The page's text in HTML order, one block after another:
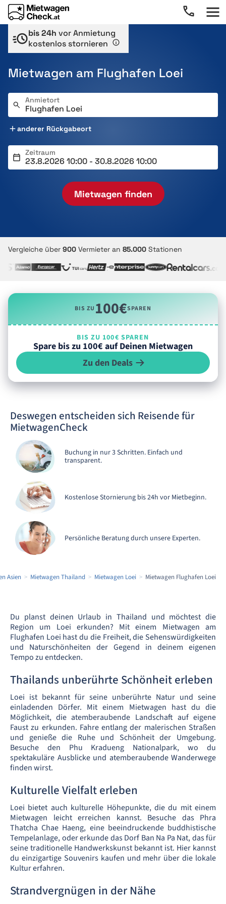
bis 24h vor Anmietung
kostenlos stornieren
Mietwagen am Flughafen Loei
Anmietort
anderer Rückgabeort
Zeitraum
Mietwagen finden
Vergleiche über 900 Vermieter an 85.000 Stationen
BIS ZU100€SPAREN
BIS ZU 100€ SPAREN
Spare bis zu 100€ auf Deinen Mietwagen
Zu den Deals
Deswegen entscheiden sich Reisende für
MietwagenCheck
Buchung in nur 3 Schritten. Einfach und
transparent.
Kostenlose Stornierung bis 24h vor Mietbeginn.
Persönliche Beratung durch unsere Experten.
Asien Mietwagen Thailand Mietwagen Loei Mietwagen Flughafen Loei
Du planst deinen Urlaub in Thailand und möchtest die
Region um Loei erkunden? Mit einem Mietwagen am
Flughafen Loei hast du die Freiheit, die Sehenswürdigkeiten
und Naturschönheiten der Gegend in deinem eigenen
Tempo zu entdecken.
Thailands unberührte Schönheit erleben
Loei ist bekannt für seine unberührte Natur und seine
einladenden Dörfer. Mit einem Mietwagen hast du die
Möglichkeit, die atemberaubende Landschaft auf eigene
Faust zu erkunden. Fahre entlang der malerischen Straßen
und genieße die Ruhe und Schönheit der Umgebung.
Besuche den Phu Kradueng Nationalpark, wo du
spektakuläre Ausblicke und atemberaubende Wanderwege
finden wirst.
Kulturelle Vielfalt erleben
Loei bietet auch kulturelle Höhepunkte, die du mit einem
Mietwagen leicht erreichen kannst. Besuche das Phra
Thatcha Chae Haeng, eine beeindruckende buddhistische
Tempelanlage, oder erkunde das Dorf Ban Na Pa Nat, das für
seine traditionelle Handwerkskunst bekannt ist. Hier kannst
du einzigartige Souvenirs kaufen und mehr über die lokale
Kultur erfahren.
Strandvergnügen in der Nähe